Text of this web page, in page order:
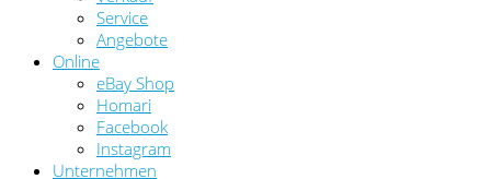
Service
Angebote
Online
eBay Shop
Homari
Facebook
Instagram
Unternehmen